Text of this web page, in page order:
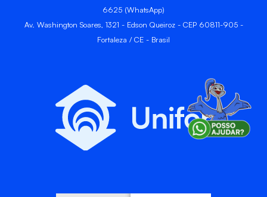
6625 (WhatsApp)
Av. Washington Soares, 1321 - Edson Queiroz - CEP 60811-905 -
Fortaleza / CE - Brasil